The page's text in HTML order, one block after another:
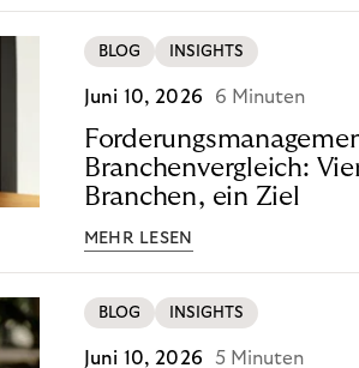
BLOG INSIGHTS
Juni 10, 2026 6 Minuten
Branchenvergleich:
Branchen, ein Ziel
MEHR LESEN
BLOG INSIGHTS
Juni 10, 2026 5 Minuten